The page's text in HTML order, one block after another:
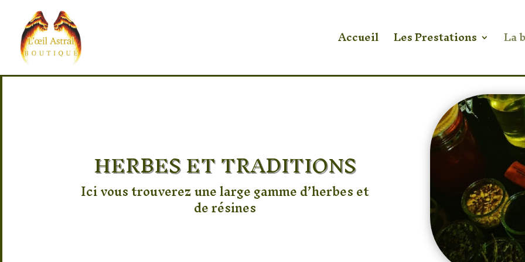
Accueil Les Prestations La
HERBES ET TRADITIONS
Ici vous trouverez une large gamme d’herbes et
de résines